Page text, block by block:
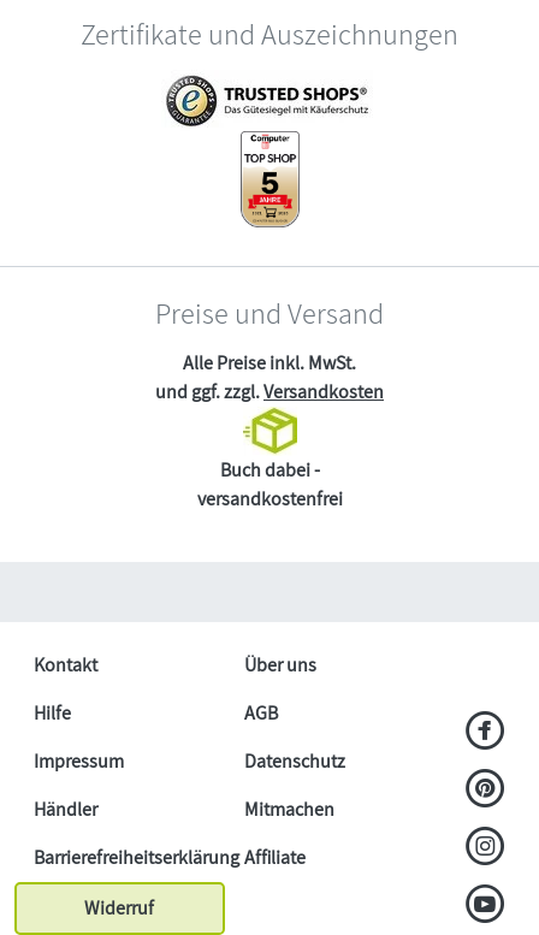
Zertifikate und Auszeichnungen
Preise und Versand
Alle Preise inkl. MwSt.
und ggf. zzgl.Versandkosten
Buch dabei -
versandkostenfrei
Kontakt
Über uns
Hilfe
AGB
Impressum
Datenschutz
Händler
Mitmachen
BarrierefreiheitserklärungAffiliate
Widerruf